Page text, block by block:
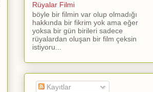
Rüyalar Filmi
böyle bir filmin var olup olmadığı
hakkında bir fikrim yok ama eğer
yoksa bir gün birileri sadece
rüyalardan oluşan bir film çeksin
istiyoru...
Kayıtlar